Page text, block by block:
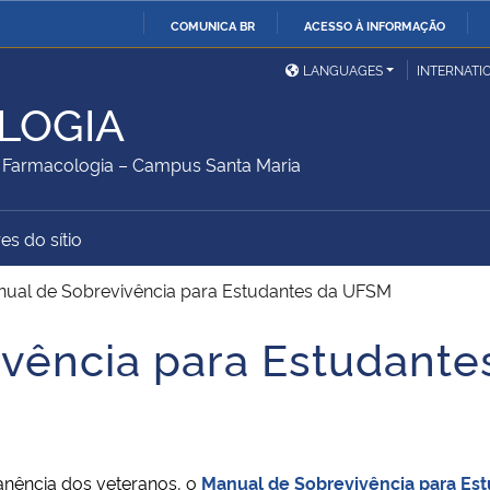
COMUNICA BR ACESSO À INFORMAÇÃO
Ministério da Defesa
Ministério das Relações
Exteriores
Ministério da Cidadania
Ministério do
Desenvolvimento Regional
União
Advocacia-Geral da União Banco Central do Brasil
LANGUAGES
– Campus Santa Maria
do sítio
de Sobrevivência para Estudantes da UFSM
para
dos veteranos, o Manual de Sobrevivência para